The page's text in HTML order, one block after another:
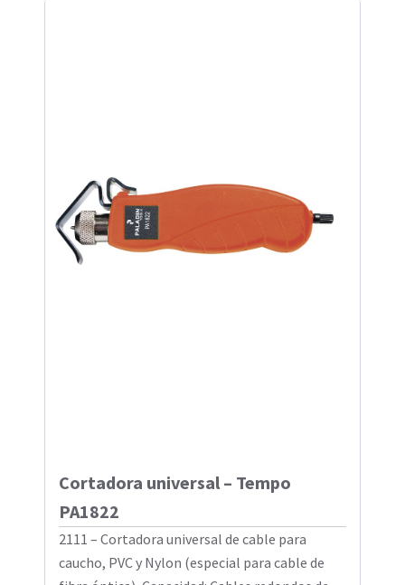
Cortadora universal – Tempo
PA1822
2111 – Cortadora universal de cable para
caucho, PVC y Nylon (especial para cable de